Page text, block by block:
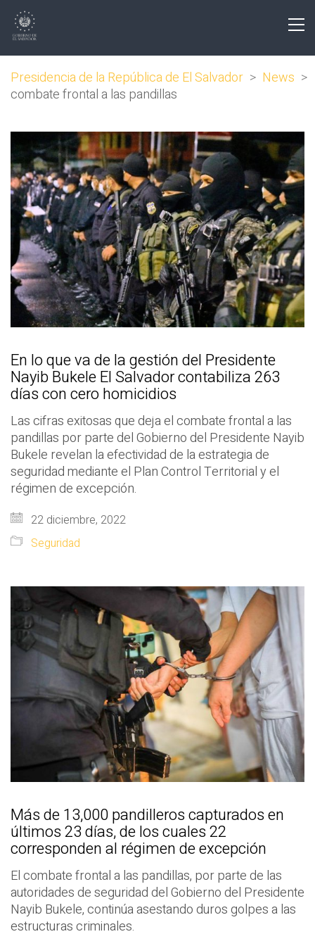
Presidencia de la República de El Salvador > News >
combate frontal a las pandillas
En lo que va de la gestión del Presidente
Nayib Bukele El Salvador contabiliza 263
días con cero homicidios
Las cifras exitosas que deja el combate frontal a las
pandillas por parte del Gobierno del Presidente Nayib
Bukele revelan la efectividad de la estrategia de
seguridad mediante el Plan Control Territorial y el
régimen de excepción.
22 diciembre, 2022
Seguridad
Más de 13,000 pandilleros capturados en
últimos 23 días, de los cuales 22
corresponden al régimen de excepción
El combate frontal a las pandillas, por parte de las
autoridades de seguridad del Gobierno del Presidente
Nayib Bukele, continúa asestando duros golpes a las
estructuras criminales.